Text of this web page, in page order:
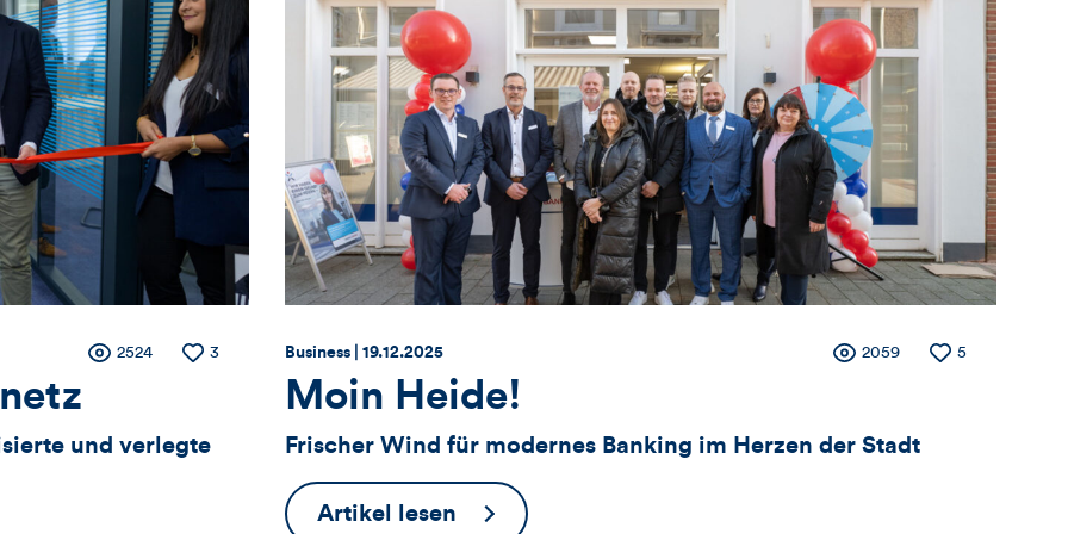
dieses
Artikels
Artikels
Zähler
für
Anzahl
2524
Anzahl
3
und verlegte
Thema:
Business | Datum:
19.12.2025
Zähler
für
Anzahl
2059
Anzahl
5
Moin Heide!
Frischer Wind für modernes Banking im Herzen der Stadt
Artikel lesen Moin